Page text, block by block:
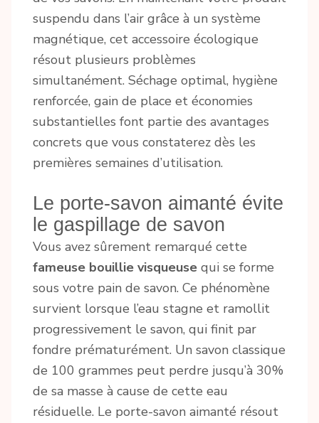
suspendu dans l’air grâce à un système
magnétique, cet accessoire écologique
résout plusieurs problèmes
simultanément. Séchage optimal, hygiène
renforcée, gain de place et économies
substantielles font partie des avantages
concrets que vous constaterez dès les
premières semaines d’utilisation.
Le porte-savon aimanté évite
le gaspillage de savon
Vous avez sûrement remarqué cette
fameuse bouillie visqueuse qui se forme
sous votre pain de savon. Ce phénomène
survient lorsque l’eau stagne et ramollit
progressivement le savon, qui finit par
fondre prématurément. Un savon classique
de 100 grammes peut perdre jusqu’à 30%
de sa masse à cause de cette eau
résiduelle. Le porte-savon aimanté résout